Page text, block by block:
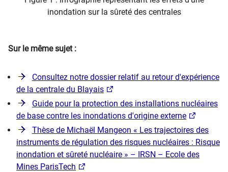
inondation sur la sûreté des centrales
Sur le même sujet :
Consultez notre dossier relatif au retour d'expérience
de la centrale du Blayais
Guide pour la protection des installations nucléaires
de base contre les inondations d'origine externe
Thèse de Michaël Mangeon « Les trajectoires des
instruments de régulation des risques nucléaires : Risque
inondation et sûreté nucléaire » – IRSN – Ecole des
Mines ParisTech